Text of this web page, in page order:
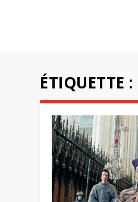
ÉTIQUETTE :